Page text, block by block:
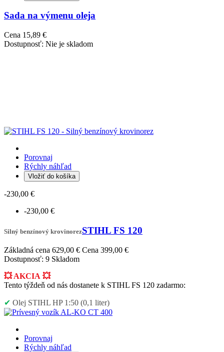
Sada na výmenu oleja
Cena 15,89 €
Dostupnosť: Nie je skladom
Porovnaj
Rýchly náhľad
Vložiť do košíka
-230,00 €
-230,00 €
Silný benzínový krovinorezSTIHL FS 120
Základná cena 629,00 € Cena 399,00 €
Dostupnosť: 9 Skladom
💥 AKCIA 💥
Tento týždeň od nás dostanete k STIHL FS 120 zadarmo:
✔ Olej STIHL HP 1:50 (0,1 liter)
Porovnaj
Rýchly náhľad